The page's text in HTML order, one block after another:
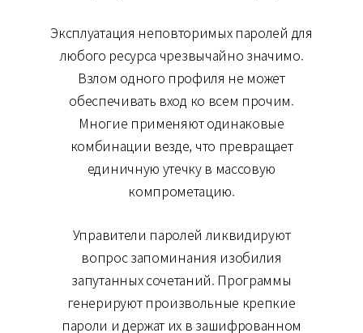
Эксплуатация неповторимых паролей для
любого ресурса чрезвычайно значимо.
Взлом одного профиля не может
обеспечивать вход ко всем прочим.
Многие применяют одинаковые
комбинации везде, что превращает
единичную утечку в массовую
компрометацию.
Управители паролей ликвидируют
вопрос запоминания изобилия
запутанных сочетаний. Программы
генерируют произвольные крепкие
пароли и держат их в зашифрованном